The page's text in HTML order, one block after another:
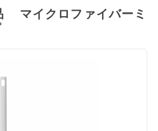
マイクロファイバーミ